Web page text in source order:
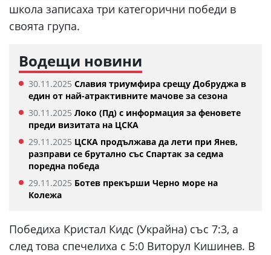
школа записаха три категорични победи в
своята група.
Водещи новини
30.11.2025 Славия триумфира срещу Добруджа в
един от най-атрактивните мачове за сезона
30.11.2025 Локо (Пд) с информация за феновете
преди визитата на ЦСКА
29.11.2025 ЦСКА продължава да лети при Янев,
разправи се брутално със Спартак за седма
поредна победа
29.11.2025 Ботев прекърши Черно море на
Колежа
Победиха Кристал Кидс (Украйна) със 7:3, а
след това спечелиха с 5:0 Виторул Кишинев. В